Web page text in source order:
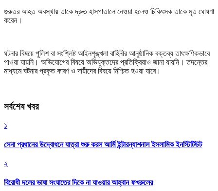
গুরুতর আহত অবস্থায় তাকে দ্রুত হাসপাতালে নেওয়া হলেও চিকিৎসক তাকে মৃত ঘোষণা
করেন।
ঘটনার বিষয়ে পুলিশ বা সংশ্লিষ্ট আইনশৃঙ্খলা বাহিনীর আনুষ্ঠানিক বক্তব্য তাৎক্ষণিকভাবে
পাওয়া যায়নি। অভিযোগের বিষয়ে অভিযুক্তদের প্রতিক্রিয়াও জানা যায়নি। তদন্তের
মাধ্যমে ঘটনার প্রকৃত কারণ ও দায়ীদের বিষয়ে নিশ্চিত হওয়া যাবে।
সর্বশেষ খবর
১
সেনা প্রধানের উদ্বোধনে যাত্রা শুরু করল আর্মি ইন্টারন্যাশনাল ইসলামিক ইনস্টিটিউট
২
বিরোধী দলের ভাষা সংঘাতের দিকে না যাওয়ার আহ্বান ফখরুলের